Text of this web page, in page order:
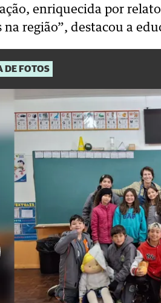
enriquecida por
na região”, destacou a
DE FOTOS